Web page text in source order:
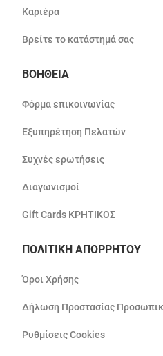
Καριέρα
Βρείτε το κατάστημά σας
ΒΟΗΘΕΙΑ
Φόρμα επικοινωνίας
Εξυπηρέτηση Πελατών
Συχνές ερωτήσεις
Διαγωνισμοί
Gift Cards ΚΡΗΤΙΚΟΣ
ΠΟΛΙΤΙΚΗ ΑΠΟΡΡΗΤΟΥ
Όροι Χρήσης
Δήλωση Προστασίας
Ρυθμίσεις Cookies